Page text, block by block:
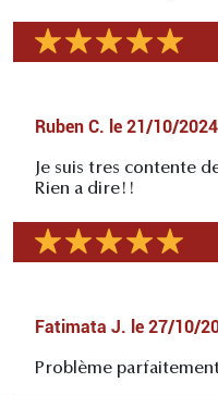
Ruben C. le 21/10/2024
Je suis tres contente
Rien a dire!!
Fatimata J. le 27/10/
Problème